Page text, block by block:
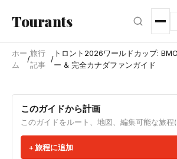
Tourants
ホー
ム
/
旅行
記事
/
トロント2026ワールドカップ:
ー & 完全カナダファンガイド
このガイドから計画
このガイドをルート、地図、編集可能な旅程
旅程に追加